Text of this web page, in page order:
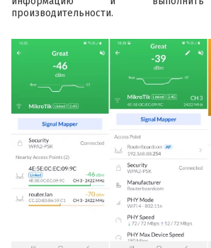
производительности.